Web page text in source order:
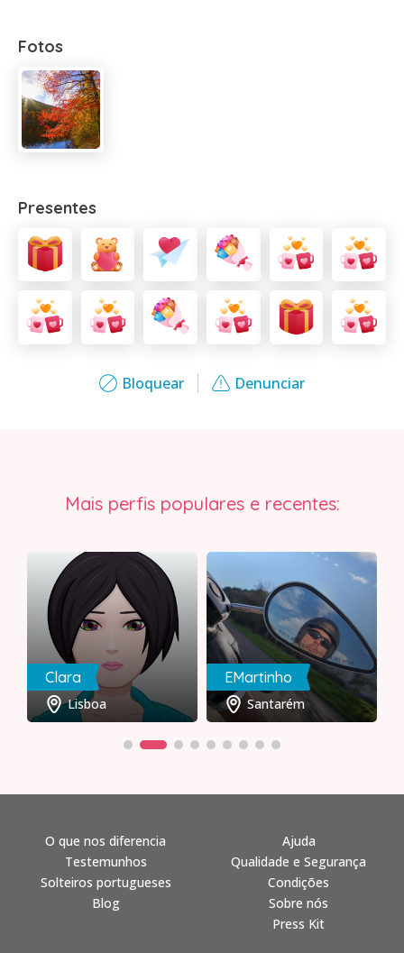
Bloquear Denunciar
Fotos
Presentes
Mais perfis populares e recentes:
Clara
Lisboa
EMartinho
Santarém
O que nos diferencia
Testemunhos
Solteiros portugueses
Blog
Ajuda
Qualidade e Segurança
Condições
Sobre nós
Press Kit